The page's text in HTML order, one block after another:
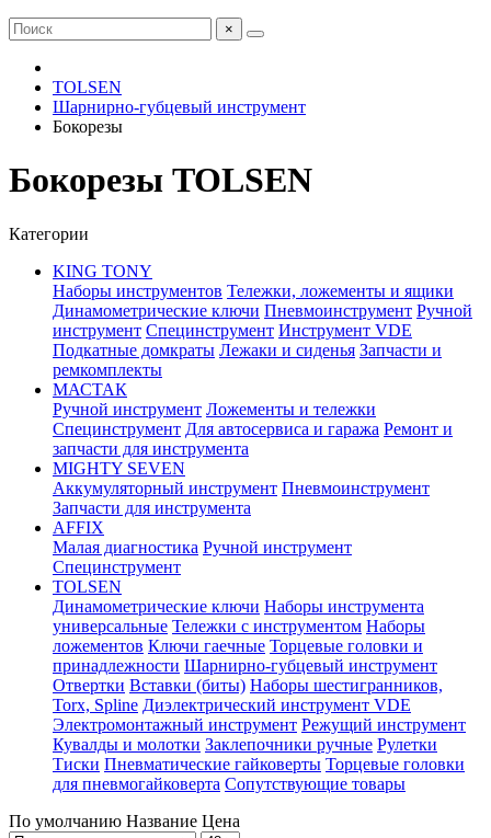
×
TOLSEN
Шарнирно-губцевый инструмент
Бокорезы
Бокорезы TOLSEN
Категории
KING TONY
Наборы инструментов Тележки, ложементы и ящики
Динамометрические ключи Пневмоинструмент Ручной
инструмент Специнструмент Инструмент VDE
Подкатные домкраты Лежаки и сиденья Запчасти и
ремкомплекты
МАСТАК
Ручной инструмент Ложементы и тележки
Специнструмент Для автосервиса и гаража Ремонт и
запчасти для инструмента
MIGHTY SEVEN
Аккумуляторный инструмент Пневмоинструмент
Запчасти для инструмента
AFFIX
Малая диагностика Ручной инструмент
Специнструмент
TOLSEN
Динамометрические ключи Наборы инструмента
универсальные Тележки с инструментом Наборы
ложементов Ключи гаечные Торцевые головки и
принадлежности Шарнирно-губцевый инструмент
Отвертки Вставки (биты) Наборы шестигранников,
Torx, Spline Диэлектрический инструмент VDE
Электромонтажный инструмент Режущий инструмент
Кувалды и молотки Заклепочники ручные Рулетки
Тиски Пневматические гайковерты Торцевые головки
для пневмогайковерта Сопутствующие товары
По умолчанию Название Цена